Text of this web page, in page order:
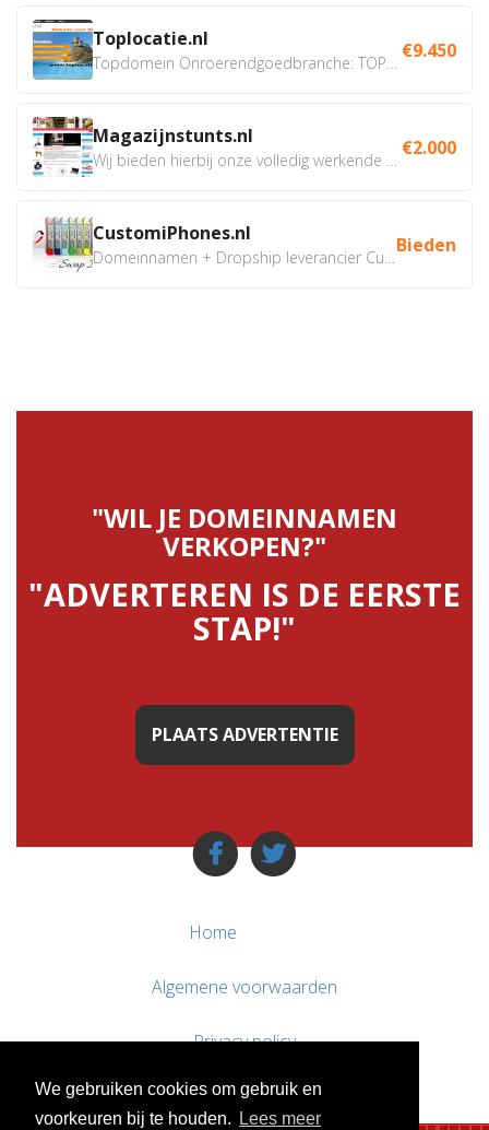
We gebruiken cookies om gebruik en
voorkeuren bij te houden.
Lees meer
Toplocatie.nl €9.450
Magazijnstunts.nl €2.000
CustomiPhones.nl Bieden
"WIL JE DOMEINNAMEN
VERKOPEN?"
"ADVERTEREN IS DE EERSTE
STAP!"
PLAATS ADVERTENTIE
Home
Algemene voorwaarden
Privacy policy
Contact / Support